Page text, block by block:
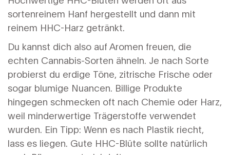
sortenreinem Hanf hergestellt und dann mit
reinem HHC-Harz getränkt.
Du kannst dich also auf Aromen freuen, die
echten Cannabis-Sorten ähneln. Je nach Sorte
probierst du erdige Töne, zitrische Frische oder
sogar blumige Nuancen. Billige Produkte
hingegen schmecken oft nach Chemie oder Harz,
weil minderwertige Trägerstoffe verwendet
wurden. Ein Tipp: Wenn es nach Plastik riecht,
lass es liegen. Gute HHC-Blüte sollte natürlich